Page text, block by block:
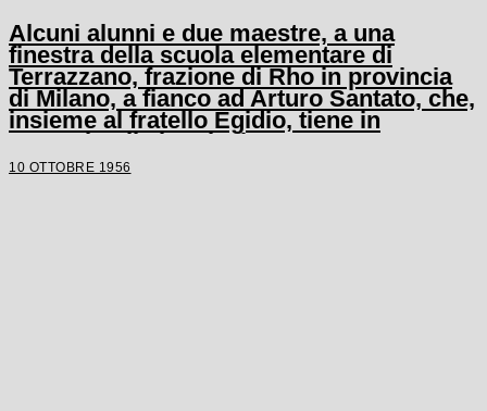
Alcuni alunni e due maestre, a una
finestra della scuola elementare di
Terrazzano, frazione di Rho in provincia
di Milano, a fianco ad Arturo Santato, che,
insieme al fratello Egidio, tiene in
ostaggio gli alunni e le maestre
10 OTTOBRE 1956